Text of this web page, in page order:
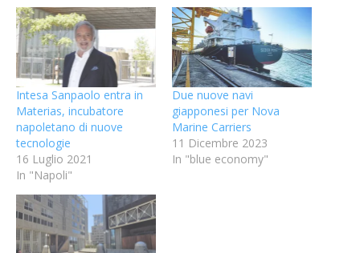
Intesa Sanpaolo entra in
Materias, incubatore
napoletano di nuove
tecnologie
16 Luglio 2021
In "Napoli"
Due nuove navi
giapponesi per Nova
Marine Carriers
11 Dicembre 2023
In "blue economy"